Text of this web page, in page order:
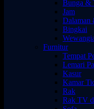
Bunga &
Jam
Dalaman
Bingkai
Furnitur
Tempat
Lemari
Kasur
Kamar
Rak
Rak TV